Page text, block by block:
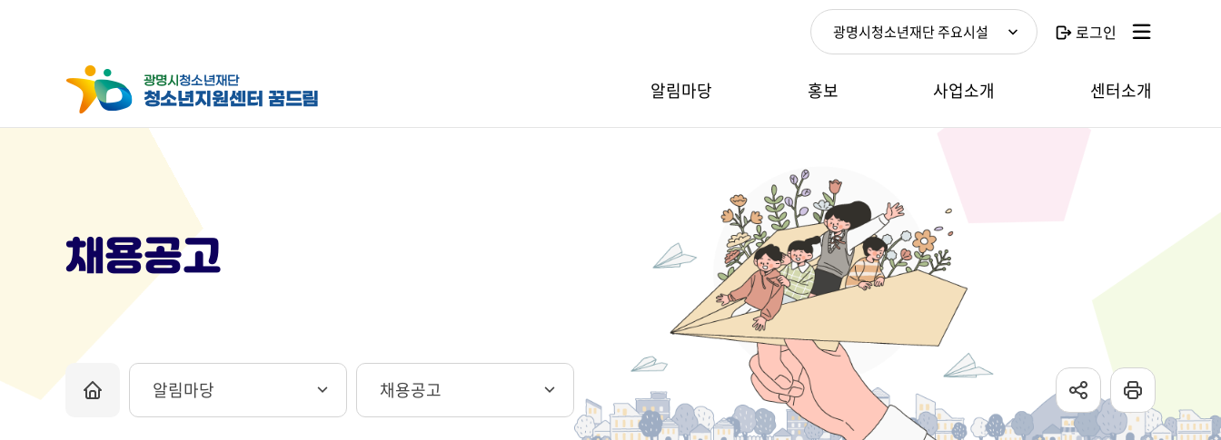
알림마당 홍보 사업소개 센터소개
광명시청소년재단 주요시설 로그인
채용공고
알림마당 채용공고